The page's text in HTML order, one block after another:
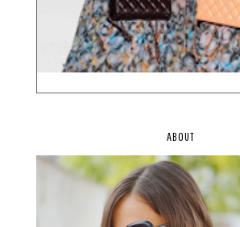
ABOUT